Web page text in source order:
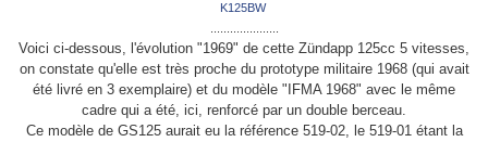
K125BW
Voici ci-dessous, l'évolution "1969" de cette Zündapp 125cc 5 vitesses,
on constate qu'elle est très proche du prototype militaire 1968 (qui avait
été livré en 3 exemplaire) et du modèle "IFMA 1968" avec le même
cadre qui a été, ici, renforcé par un double berceau.
Ce modèle de GS125 aurait eu la référence 519-02, le 519-01 étant la